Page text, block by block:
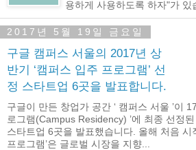
용하게 사용하도록 하자"가 있
2017년 5월 19일 금요일
구글 캠퍼스 서울의 2017년 상
반기 ‘캠퍼스 입주 프로그램’ 선
정 스타트업 6곳을 발표합니다.
구글이 만든 창업가 공간 ‘ 캠퍼스 서울 ’이
로그램(Campus Residency) ’에 최종 선정
스타트업 6곳을 발표했습니다. 올해 처음 시
프로그램’은 글로벌 시장을 지향...